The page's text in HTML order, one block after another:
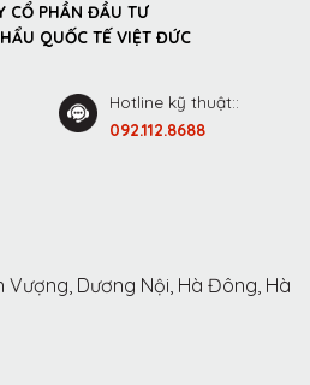
CỔ PHẦN ĐẦU TƯ
QUỐC TẾ VIỆT ĐỨC
Hotline kỹ thuật::
092.112.8688
Vượng, Dương Nội, Hà Đông, Hà